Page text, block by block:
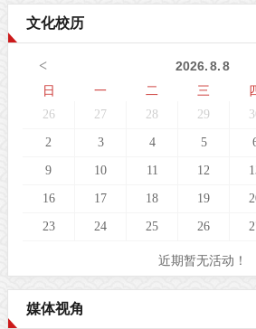
受激拉曼散射（SRS）成像原理，创新性
术与无监督学习图像生成算法，解决了
文化校历
< 2026.8.8
日
一 二 三
26 27 28 29
2 3 4 5
9 10 11 12
16 17 18 19
23 24 25 26
近期暂无活动！
媒体视角